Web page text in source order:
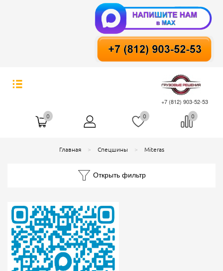
+7 (812) 903-52-53
0 0 0
Главная Спецшины Miteras
Открыть фильтр